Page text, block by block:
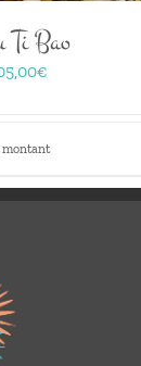
Ti Bao
€
à
montant